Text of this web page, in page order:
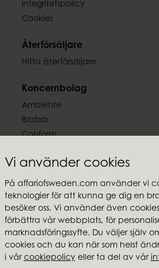
Vi använder cookies
På affariofsweden.com använder vi
teknologier för att kunna ge dig en
besöker oss. Vi använder även
förbättra vår webbplats, för
marknadsföringssyfte. Du väljer själv
cookies och du kan när som helst
i vår cookiepolicyeller ta del av vår
Integritetspolicy
Cookies
Återförsäljare
Hitta återförsäljare
Koncernbolag
Ambiente
Brafab
Conform
MTI
Följ oss
Affari of Sweden